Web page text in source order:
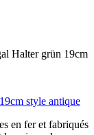
style antique
en fer et fabriqués